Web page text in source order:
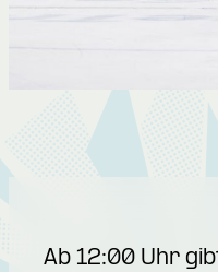
Ab 12:00 Uhr